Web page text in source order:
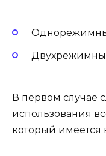
В первом случае
использования
который имеется